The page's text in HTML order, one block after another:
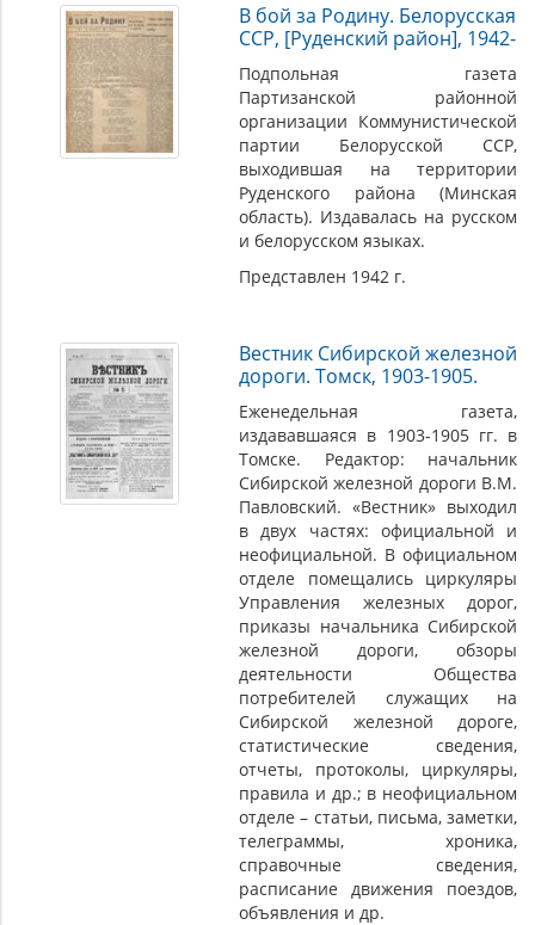
В бой за Родину. Белорусская
ССР, [Руденский район], 1942-
Подпольная газета
Партизанской районной
организации Коммунистической
партии Белорусской ССР,
выходившая на территории
Руденского района (Минская
область). Издавалась на русском
и белорусском языках.
Представлен 1942 г.
Вестник Сибирской железной
дороги. Томск, 1903-1905.
Еженедельная газета,
издававшаяся в 1903-1905 гг. в
Томске. Редактор: начальник
Сибирской железной дороги В.М.
Павловский. «Вестник» выходил
в двух частях: официальной и
неофициальной. В официальном
отделе помещались циркуляры
Управления железных дорог,
приказы начальника Сибирской
железной дороги, обзоры
деятельности Общества
потребителей служащих на
Сибирской железной дороге,
статистические сведения,
отчеты, протоколы, циркуляры,
правила и др.; в неофициальном
отделе – статьи, письма, заметки,
телеграммы, хроника,
справочные сведения,
расписание движения поездов,
объявления и др.